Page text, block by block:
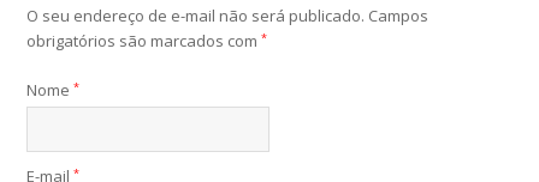
O seu endereço de e-mail não será publicado. Campos
obrigatórios são marcados com*
Nome*
E-mail*